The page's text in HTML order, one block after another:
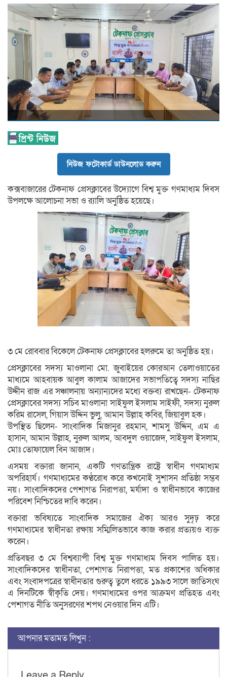
নিউজ ফটোকার্ড ডাউনলোড করুন
কক্সবাজারের টেকনাফ প্রেসক্লাবের উদ্যোগে বিশ্ব মুক্ত গণমাধ্যম দিবস
উপলক্ষে আলোচনা সভা ও র‍্যালি অনুষ্ঠিত হয়েছে।
৩ মে রোববার বিকেলে টেকনাফ প্রেসক্লাবের হলরুমে তা অনুষ্ঠিত হয়।
প্রেসক্লাবের সদস্য মাওলানা মো. জুবাইয়ের কোরআন তেলাওয়াতের
মাধ্যমে আহবায়ক আবুল কালাম আজাদের সভাপতিত্বে সদস্য নাছির
উদ্দীন রাজ এর সঞ্চালনায় অন্যান্যদের মধ্যে বক্তব্য রাখছেন- টেকনাফ
প্রেসক্লাবের সদস্য সচিব মাওলানা সাইফুল ইসলাম সাইফী, সদস্য নুরুল
করিম রাসেল, গিয়াস উদ্দিন ভুলু, আমান উল্লাহ কবির, জিয়াবুল হক।
উপস্থিত ছিলেন- সাংবাদিক মিজানুর রহমান, শামসু উদ্দিন, এম এ
হাসান, আমান উল্লাহ, নুরুল আলম, আবদুল ওয়াজেদ, সাইফুল ইসলাম,
মোঃ তোফায়েল বিন আজাদ।
এসময় বক্তারা জানান, একটি গণতান্ত্রিক রাষ্ট্রে স্বাধীন গণমাধ্যম
অপরিহার্য। গণমাধ্যমের কণ্ঠরোধ করে কখনোই সুশাসন প্রতিষ্ঠা সম্ভব
নয়। সাংবাদিকদের পেশাগত নিরাপত্তা, মর্যাদা ও স্বাধীনভাবে কাজের
পরিবেশ নিশ্চিতের দাবি করেন।
বক্তারা ভবিষ্যতে সাংবাদিক সমাজের ঐক্য আরও সুদৃঢ় করে
গণমাধ্যমের স্বাধীনতা রক্ষায় সম্মিলিতভাবে কাজ করার প্রত্যয়ও ব্যক্ত
করেন।
প্রতিবছর ৩ মে বিশ্বব্যাপী বিশ্ব মুক্ত গণমাধ্যম দিবস পালিত হয়।
সাংবাদিকদের স্বাধীনতা, পেশাগত নিরাপত্তা, মত প্রকাশের অধিকার
এবং সংবাদপত্রের স্বাধীনতার গুরুত্ব তুলে ধরতে ১৯৯৩ সালে জাতিসংঘ
এ দিনটিকে স্বীকৃতি দেয়। গণমাধ্যমের ওপর আক্রমণ প্রতিহত এবং
পেশাগত নীতি অনুসরণের শপথ নেওয়ার দিন এটি।
আপনার মতামত লিখুন :